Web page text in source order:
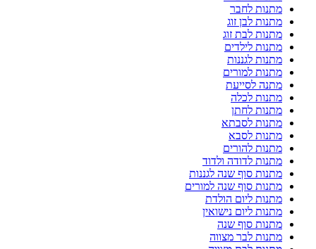
מתנות לחבר
מתנות לבן זוג
מתנות לבת זוג
מתנות לילדים
מתנות לגננות
מתנות למורים
מתנה לסייעת
מתנות לכלה
מתנות לחתן
מתנות לסבתא
מתנות לסבא
מתנות להורים
מתנות לדודה ולדוד
מתנות סוף שנה לגננות
מתנות סוף שנה למורים
מתנות ליום הולדת
מתנות ליום נישואין
מתנות סוף שנה
מתנות לבר מצווה